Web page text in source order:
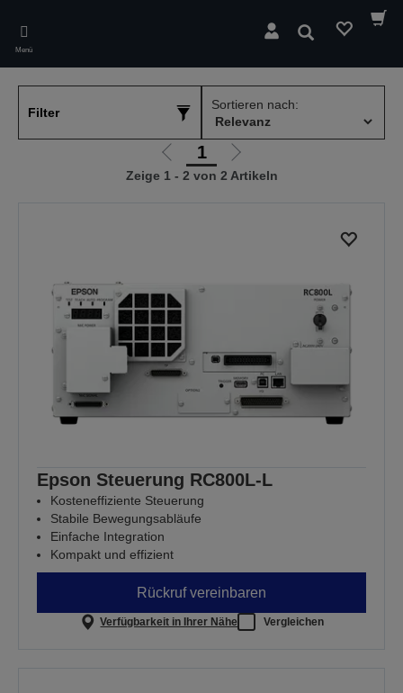
main
content
Menü
Suchen
Filter
Sortieren nach:
Zur
vorherigen
1
Zur
nächsten
Zeige 1 - 2 von 2 Artikeln
Epson Steuerung RC800L-L
Kosteneffiziente Steuerung
Stabile Bewegungsabläufe
Einfache Integration
Kompakt und effizient
Rückruf vereinbaren
Verfügbarkeit in Ihrer Nähe Vergleichen